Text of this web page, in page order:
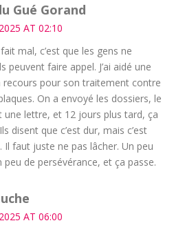
Gué Gorand
AT 02:10
mal, c’est que les gens ne
peuvent faire appel. J’ai aidé une
recours pour son traitement contre
On a envoyé les dossiers, le
une lettre, et 12 jours plus tard, ça
disent que c’est dur, mais c’est
Il faut juste ne pas lâcher. Un peu
peu de persévérance, et ça passe.
AT 06:00